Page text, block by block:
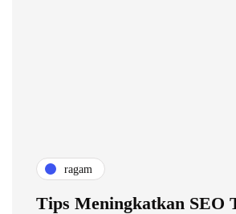
ragam
Tips Meningkatkan SEO